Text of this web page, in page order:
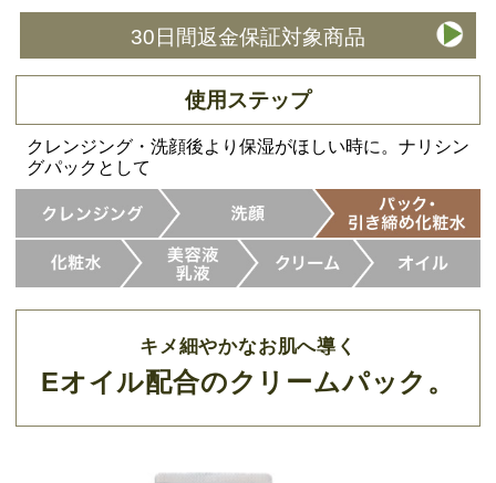
30日間返金保証対象商品
使用ステップ
クレンジング・洗顔後より保湿がほしい時に。ナリシン
グパックとして
キメ細やかなお肌へ導く
Eオイル配合のクリームパック。